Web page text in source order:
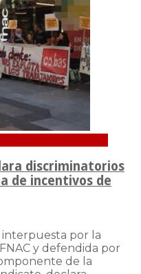
discriminatorios
de incentivos de
interpuesta por la
y defendida por
de la